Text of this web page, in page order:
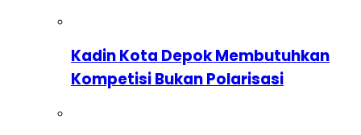
Kadin Kota Depok Membutuhkan
Kompetisi Bukan Polarisasi